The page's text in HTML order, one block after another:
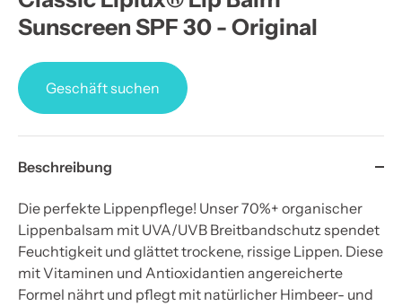
Sunscreen SPF 30 - Original
Geschäft suchen
Beschreibung
Die perfekte Lippenpflege! Unser 70%+ organischer
Lippenbalsam mit UVA/UVB Breitbandschutz spendet
Feuchtigkeit und glättet trockene, rissige Lippen. Diese
mit Vitaminen und Antioxidantien angereicherte
Formel nährt und pflegt mit natürlicher Himbeer- und